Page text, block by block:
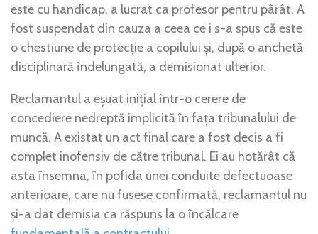
este cu handicap, a lucrat ca profesor pentru pârât. A
fost suspendat din cauza a ceea ce i s-a spus că este
o chestiune de protecție a copilului și, după o anchetă
disciplinară îndelungată, a demisionat ulterior.
Reclamantul a eșuat inițial într-o cerere de
concediere nedreptă implicită în fața tribunalului de
muncă. A existat un act final care a fost decis a fi
complet inofensiv de către tribunal. Ei au hotărât că
asta însemna, în pofida unei conduite defectuoase
anterioare, care nu fusese confirmată, reclamantul nu
și-a dat demisia ca răspuns la o încălcare